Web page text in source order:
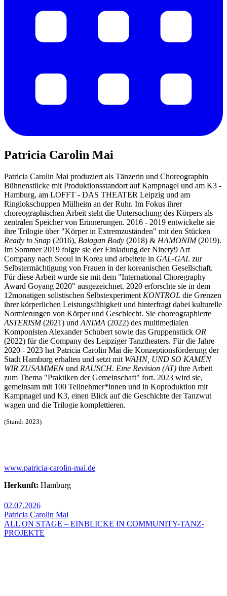
Patricia Carolin Mai
Patricia Carolin Mai produziert als Tänzerin und Choreographin
Bühnenstücke mit Produktionsstandort auf Kampnagel und am K3 -
Hamburg, am LOFFT - DAS THEATER Leipzig und am
Ringlokschuppen Mülheim an der Ruhr. Im Fokus ihrer
choreographischen Arbeit steht die Untersuchung des Körpers als
zentralen Speicher von Erinnerungen. 2016 - 2019 entwickelte sie
ihre Trilogie über "Körper in Extremzuständen" mit den Stücken
Ready to Snap (2016), Balagan Body (2018) & HAMONIM(2019).
Im Sommer 2019 folgte sie der Einladung der Ninety9 Art
Company nach Seoul in Korea und arbeitete in GAL-GAL zur
Selbstermächtigung von Frauen in der koreanischen Gesellschaft.
Für diese Arbeit wurde sie mit dem "International Choregraphy
Award Goyang 2020" ausgezeichnet. 2020 erforschte sie in dem
12monatigen solistischen Selbstexperiment KONTROL die Grenzen
ihrer körperlichen Leistungsfähigkeit und hinterfragt dabei kulturelle
Normierungen von Körper und Geschlecht. Sie choreographierte
ASTERISM(2021) und ANIMA (2022) des multimedialen
Komponisten Alexander Schubert sowie das Gruppenstück OR
(2022) für die Company des Leipziger Tanztheaters. Für die Jahre
2020 - 2023 hat Patricia Carolin Mai die Konzeptionsförderung der
Stadt Hamburg erhalten und setzt mit WAHN, UND SO KAMEN
WIR ZUSAMMENund RAUSCH. Eine Revision (AT) ihre Arbeit
zum Thema "Praktiken der Gemeinschaft" fort. 2023 wird sie,
gemeinsam mit 100 Teilnehmer*innen und in Koproduktion mit
Kampnagel und K3, einen Blick auf die Geschichte der Tanzwut
wagen und die Trilogie komplettieren.
(Stand: 2023)
www.patricia-carolin-mai.de
Herkunft: Hamburg
02.07.2026
Patricia Carolin Mai
ALL ON STAGE – EINBLICKE IN COMMUNITY-TANZ-
PROJEKTE